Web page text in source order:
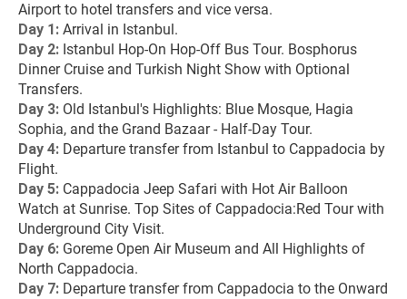
Airport to hotel transfers and vice versa.
Day 1: Arrival in Istanbul.
Day 2: Istanbul Hop-On Hop-Off Bus Tour. Bosphorus
Dinner Cruise and Turkish Night Show with Optional
Transfers.
Day 3: Old Istanbul's Highlights: Blue Mosque, Hagia
Sophia, and the Grand Bazaar - Half-Day Tour.
Day 4: Departure transfer from Istanbul to Cappadocia by
Flight.
Day 5: Cappadocia Jeep Safari with Hot Air Balloon
Watch at Sunrise. Top Sites of Cappadocia:Red Tour with
Underground City Visit.
Day 6: Goreme Open Air Museum and All Highlights of
North Cappadocia.
Day 7: Departure transfer from Cappadocia to the Onward